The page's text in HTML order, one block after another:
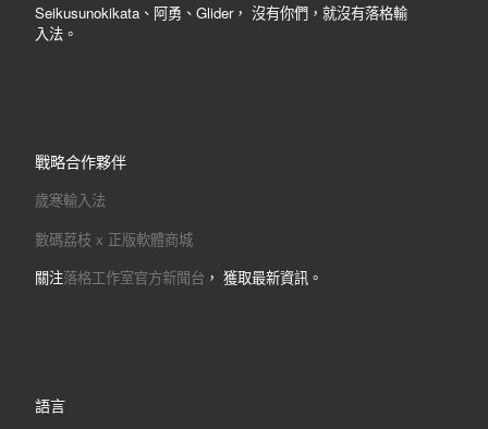
Seikusunokikata、阿勇、Glider， 沒有你們，就沒有落格輸
入法。
戰略合作夥伴
歲寒輸入法
數碼荔枝 x 正版軟體商城
關注落格工作室官方新聞台 ， 獲取最新資訊。
語言